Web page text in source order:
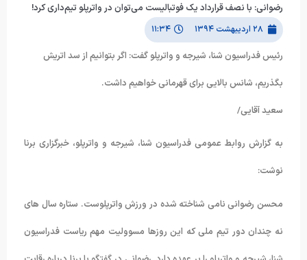
رضوانی: با نصف قرارداد یک فوتبالیست می‌توان در واترپلو تیم‌داری کرد!
۲۸ اردیبهشت ۱۳۹۴ ۱۱:۳۴
رئیس فدراسیون شنا، شیرجه و واترپلو گفت: اگر بتوانیم از سد اتریش
بگذریم، شانس بالایی برای قهرمانی خواهیم داشت.
سعید آقایی/
به گزارش روابط عمومی فدراسیون شنا، شیرجه و واترپلو، خبرگزاری برنا
نوشت:
محسن رضوانی نامی شناخته شده در ورزش واترپلوست. ستاره سال های
نه چندان دور تیم ملی که این روزها مسوولیت مهم ریاست فدراسیون